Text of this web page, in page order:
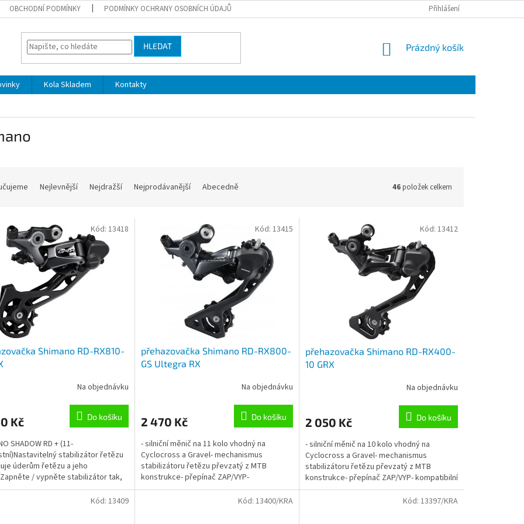
OBCHODNÍ PODMÍNKY PODMÍNKY OCHRANY OSOBNÍCH ÚDAJŮ Přihlášení
HLEDAT
NÁKUPNÍ
Prázdný košík
Kola Skladem
Kontakty
Nejlevnější Nejdražší Nejprodávanější Abecedně 46položek celkem
Shimano RD-RX810-
Na objednávku
Kč Do košíku
SHADOW RD + (11-
stabilizátor řetězu
úderům řetězu a jeho
/ vypněte stabilizátor tak,
terénuTáhlo spojky...
Kód: 13418
přehazovačka Shimano RD-RX800-
GS Ultegra RX
Na objednávku
2 470 Kč Do košíku
- silniční měnič na 11 kolo vhodný na
Cyclocross a Gravel- mechanismus
stabilizátoru řetězu převzatý z MTB
konstrukce- přepínač ZAP/VYP-
kompatibilní se současným silničním...
Kód: 13415
přehazovačka Shimano RD-RX400-
10 GRX
Na objednávku
2 050 Kč Do košíku
- silniční měnič na 10 kolo vhodný na
Cyclocross a Gravel- mechanismus
stabilizátoru řetězu převzatý z MTB
konstrukce- přepínač ZAP/VYP- kompatibilní
se současným silničním...
Kód: 13412
Kód: 13409 Kód: 13400/KRA Kód: 13397/KRA